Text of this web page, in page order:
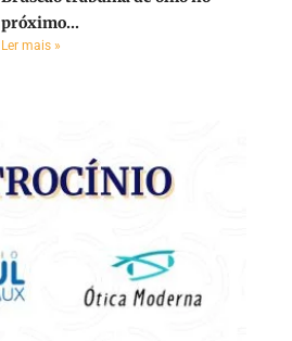
próximo...
Ler mais »